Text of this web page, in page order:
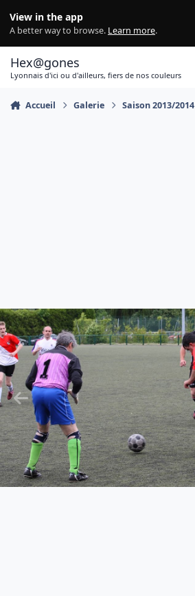
View in the app
A better way to browse. Learn more.
Hex@gones
Lyonnais d'ici ou d'ailleurs, fiers de nos couleurs
Accueil Galerie Saison 2013/2014